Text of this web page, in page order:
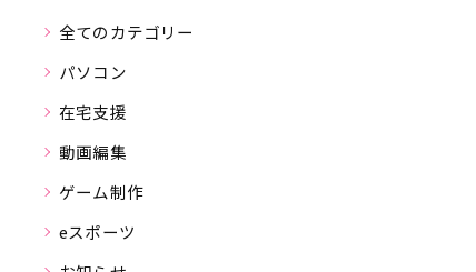
全てのカテゴリー
パソコン
在宅支援
動画編集
ゲーム制作
eスポーツ